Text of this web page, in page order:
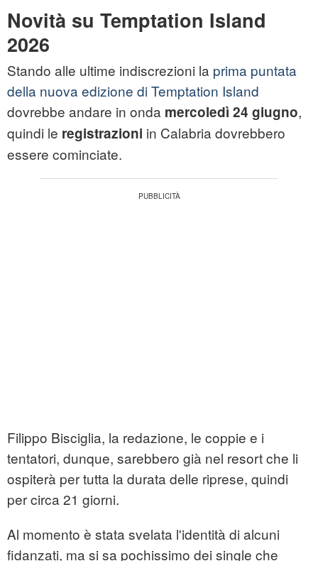
Novità su Temptation Island
2026
Stando alle ultime indiscrezioni la prima puntata
della nuova edizione di Temptation Island
dovrebbe andare in onda mercoledì 24 giugno,
quindi le registrazioni in Calabria dovrebbero
essere cominciate.
Filippo Bisciglia, la redazione, le coppie e i
tentatori, dunque, sarebbero già nel resort che li
ospiterà per tutta la durata delle riprese, quindi
per circa 21 giorni.
Al momento è stata svelata l'identità di alcuni
fidanzati, ma si sa pochissimo dei single che